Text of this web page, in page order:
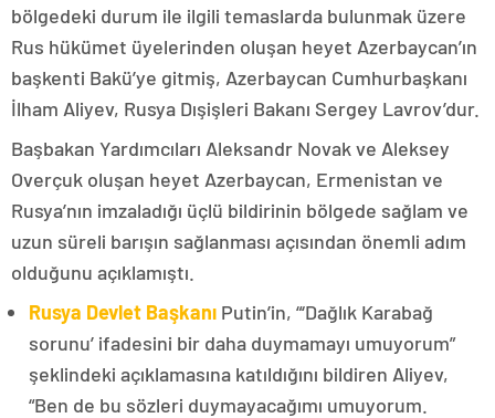
bölgedeki durum ile ilgili temaslarda bulunmak üzere
Rus hükümet üyelerinden oluşan heyet Azerbaycan’ın
başkenti Bakü’ye gitmiş, Azerbaycan Cumhurbaşkanı
İlham Aliyev, Rusya Dışişleri Bakanı Sergey Lavrov’dur.
Başbakan Yardımcıları Aleksandr Novak ve Aleksey
Overçuk oluşan heyet Azerbaycan, Ermenistan ve
Rusya’nın imzaladığı üçlü bildirinin bölgede sağlam ve
uzun süreli barışın sağlanması açısından önemli adım
olduğunu açıklamıştı.
Rusya Devlet Başkanı Putin’in, “‘Dağlık Karabağ
sorunu’ ifadesini bir daha duymamayı umuyorum”
şeklindeki açıklamasına katıldığını bildiren Aliyev,
“Ben de bu sözleri duymayacağımı umuyorum.